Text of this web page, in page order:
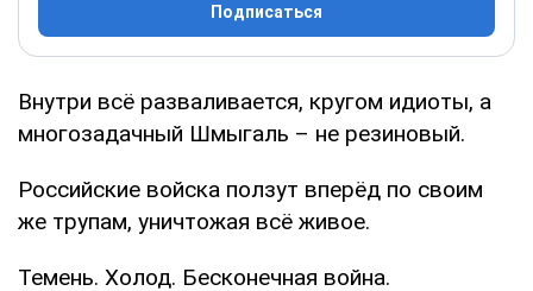
Подписаться
Внутри всё разваливается, кругом идиоты, а
многозадачный Шмыгаль – не резиновый.
Российские войска ползут вперёд по своим
же трупам, уничтожая всё живое.
Темень. Холод. Бесконечная война.